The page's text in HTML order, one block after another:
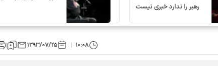
رهبر را ندارد خبری نیست
۱۰:۰۸ ۱۳۹۳/۰۷/۲۵